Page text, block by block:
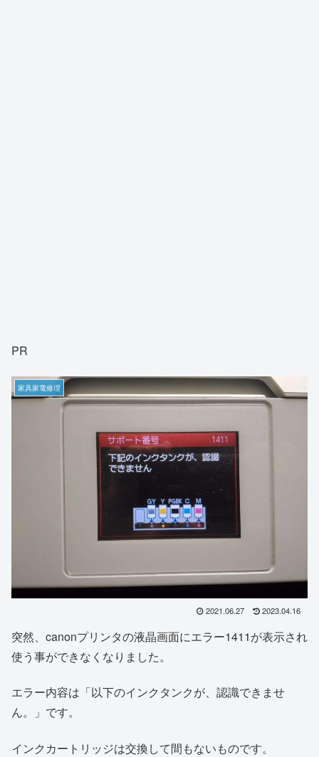
PR
家具家電修理
2021.06.27 2023.04.16
突然、canonプリンタの液晶画面にエラー1411が表示され
使う事ができなくなりました。
エラー内容は「以下のインクタンクが、認識できませ
ん。」です。
インクカートリッジは交換して間もないものです。